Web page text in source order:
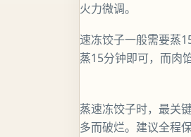
火力微调。
速冻饺子一般需要蒸
蒸15分钟即可，而肉
蒸速冻饺子时，最关
多而破烂。建议全程